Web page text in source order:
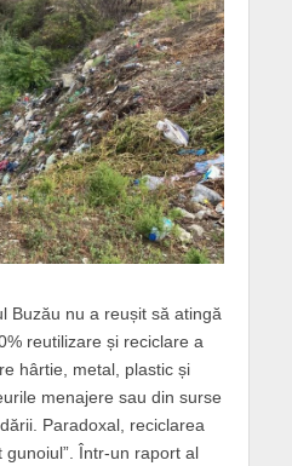
Buzău nu a reușit să atingă
reutilizare și reciclare a
hârtie, metal, plastic și
menajere sau din surse
Paradoxal, reciclarea
gunoiul”. Într-un raport al